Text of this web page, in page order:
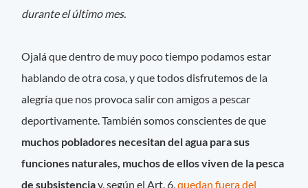
durante el último mes.
Ojalá que dentro de muy poco tiempo podamos estar
hablando de otra cosa, y que todos disfrutemos de la
alegría que nos provoca salir con amigos a pescar
deportivamente. También somos conscientes de que
muchos pobladores necesitan del agua para sus
funciones naturales, muchos de ellos viven de la pesca
de subsistenciay, según el Art. 6,quedan fuera del